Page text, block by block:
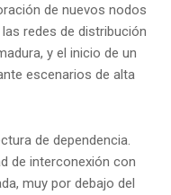
de nuevos nodos
redes de distribución
y el inicio de un
escenarios de alta
de dependencia.
de interconexión con
muy por debajo del